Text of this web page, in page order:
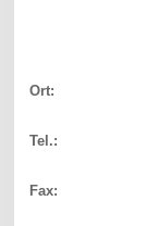
Ort:
Tel.:
Fax: